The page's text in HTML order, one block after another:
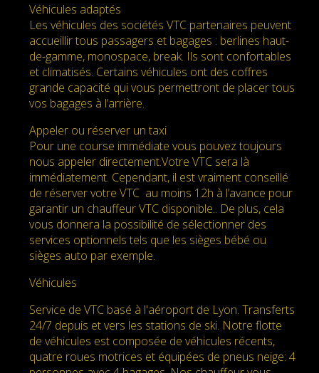
Véhicules adaptés
Les véhicules des sociétés VTC partenaires peuvent
accueillir tous passagers et bagages : berlines haut-
de-gamme, monospace, break. Ils sont confortables
et climatisés. Certains véhicules ont des coffres
grande capacité qui vous permettront de placer tous
vos bagages à l’arrière.
Appeler ou réserver un taxi
Pour une course immédiate vous pouvez toujours
nous appeler directement.Votre VTC sera là
immédiatement. Cependant, il est vraiment conseillé
de réserver votre VTC au moins 12h à l’avance pour
garantir un chauffeur VTC disponible.. De plus, cela
vous donnera la possibilité de sélectionner des
services optionnels tels que les sièges bébé ou
sièges auto par exemple.
Véhicules
Service de VTC basé à l'aéroport de Lyon. Transferts
24/7 depuis et vers les stations de ski. Notre flotte
de véhicules est composée de véhicules récents,
quatre roues motrices et équipées de pneus neige: 4